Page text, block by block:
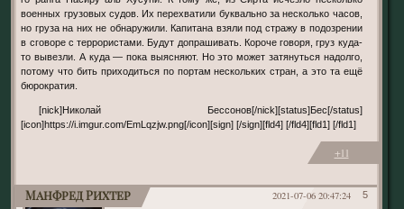
военных грузовых судов. Их перехватили буквально за несколько часов,
но груза на них не обнаружили. Капитана взяли под стражу в подозрении
в сговоре с террористами. Будут допрашивать. Короче говоря, груз куда-
то вывезли. А куда — пока выясняют. Но это может затянуться надолго,
потому что бить приходиться по портам нескольких стран, а это та ещё
бюрократия.
[nick]Николай Бессонов[/nick][status]Бес[/status]
[icon]https://i.imgur.com/EmLqzjw.png[/icon][sign] [/sign][fld4] [/fld4][fld1] [/fld1]
+11
5
2021-07-06 20:47:24
Манфред Рихтер